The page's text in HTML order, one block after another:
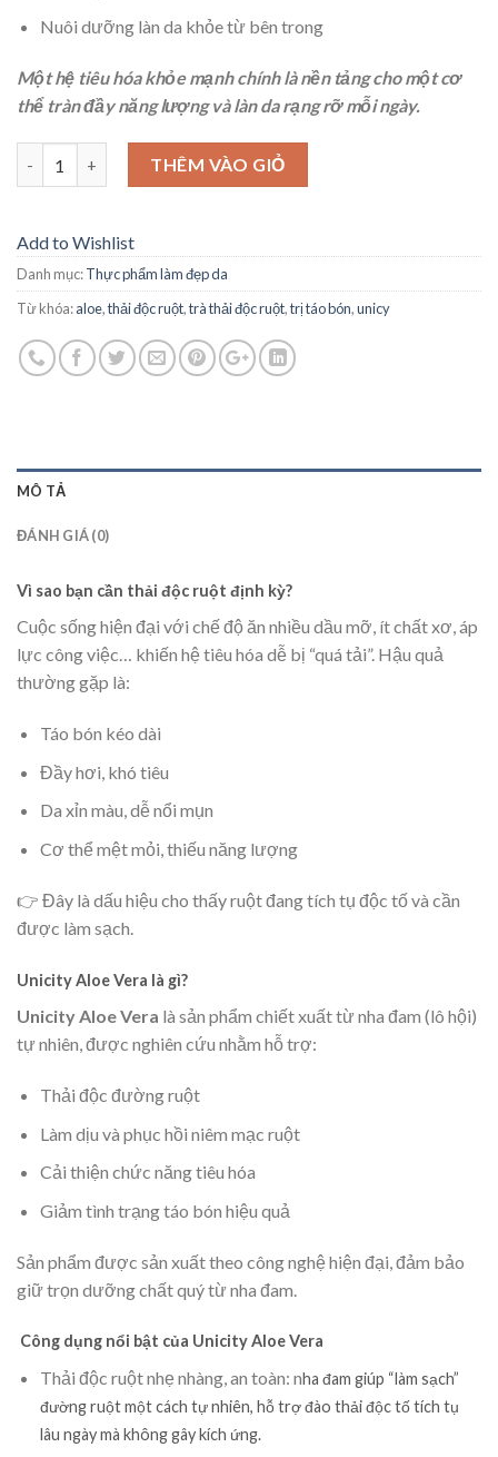
Nuôi dưỡng làn da khỏe từ bên trong
Một hệ tiêu hóa khỏe mạnh chính là nền tảng cho một cơ
thể tràn đầy năng lượng và làn da rạng rỡ mỗi ngày.
THÊM VÀO GIỎ
Add to Wishlist
Danh mục:Thực phẩm làm đẹp da
Từ khóa:aloe,thải độc ruột,trà thải độc ruột,trị táo bón,unicy
MÔ TẢ
ĐÁNH GIÁ (0)
Vì sao bạn cần thải độc ruột định kỳ?
Cuộc sống hiện đại với chế độ ăn nhiều dầu mỡ, ít chất xơ, áp
lực công việc… khiến hệ tiêu hóa dễ bị “quá tải”. Hậu quả
thường gặp là:
Táo bón kéo dài
Đầy hơi, khó tiêu
Da xỉn màu, dễ nổi mụn
Cơ thể mệt mỏi, thiếu năng lượng
👉 Đây là dấu hiệu cho thấy ruột đang tích tụ độc tố và cần
được làm sạch.
Unicity Aloe Vera là gì?
Unicity Aloe Vera là sản phẩm chiết xuất từ nha đam (lô hội)
tự nhiên, được nghiên cứu nhằm hỗ trợ:
Thải độc đường ruột
Làm dịu và phục hồi niêm mạc ruột
Cải thiện chức năng tiêu hóa
Giảm tình trạng táo bón hiệu quả
Sản phẩm được sản xuất theo công nghệ hiện đại, đảm bảo
giữ trọn dưỡng chất quý từ nha đam.
Công dụng nổi bật của Unicity Aloe Vera
Thải độc ruột nhẹ nhàng, an toàn: nha đam giúp “làm sạch”
đường ruột một cách tự nhiên, hỗ trợ đào thải độc tố tích tụ
lâu ngày mà không gây kích ứng.